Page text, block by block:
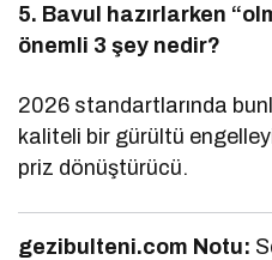
5. Bavul hazırlarken
önemli 3 şey nedir?
2026 standartlarında
kaliteli bir gürültü
priz dönüştürücü.
gezibulteni.com Notu: